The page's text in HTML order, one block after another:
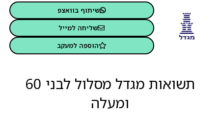
שיתוף בוואצפ
שליחה למייל
הוספה למעקב
תשואות מגדל מסלול לבני 60
ומעלה